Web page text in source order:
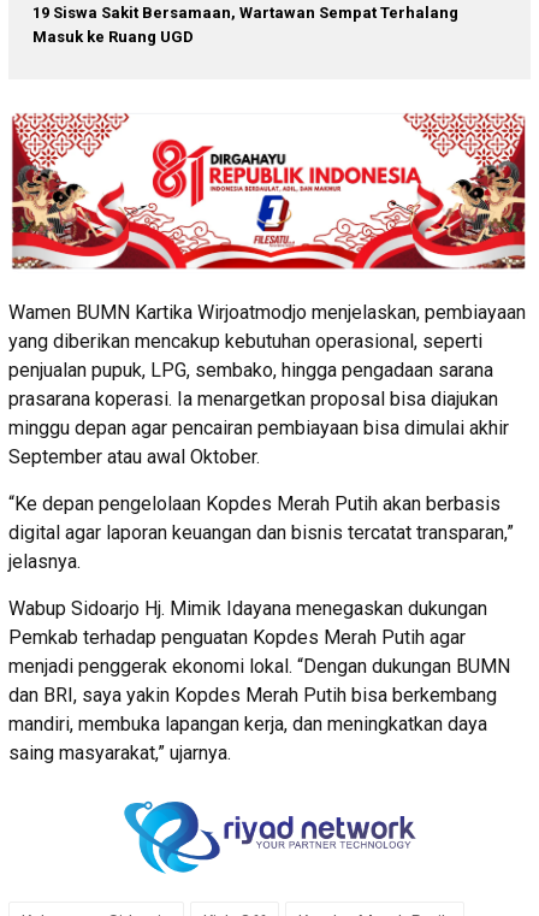
19 Siswa Sakit Bersamaan, Wartawan Sempat Terhalang
Masuk ke Ruang UGD
Wamen BUMN Kartika Wirjoatmodjo menjelaskan, pembiayaan
yang diberikan mencakup kebutuhan operasional, seperti
penjualan pupuk, LPG, sembako, hingga pengadaan sarana
prasarana koperasi. Ia menargetkan proposal bisa diajukan
minggu depan agar pencairan pembiayaan bisa dimulai akhir
September atau awal Oktober.
“Ke depan pengelolaan Kopdes Merah Putih akan berbasis
digital agar laporan keuangan dan bisnis tercatat transparan,”
jelasnya.
Wabup Sidoarjo Hj. Mimik Idayana menegaskan dukungan
Pemkab terhadap penguatan Kopdes Merah Putih agar
menjadi penggerak ekonomi lokal. “Dengan dukungan BUMN
dan BRI, saya yakin Kopdes Merah Putih bisa berkembang
mandiri, membuka lapangan kerja, dan meningkatkan daya
saing masyarakat,” ujarnya.